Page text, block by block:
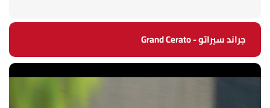
جراند سيراتو - Grand Cerato